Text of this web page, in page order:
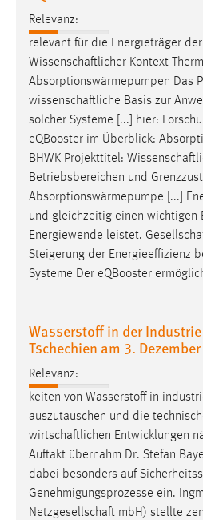
Relevanz:
relevant für die Energieträger
Wissenschaftlicher Kontext
Absorptionswärmepumpen Das
wissenschaftliche Basis zur
solcher Systeme [...] hier:
eQBooster im Überblick:
BHWK Projekttitel:
Betriebsbereichen und
Absorptionswärmepumpe [...]
und gleichzeitig einen wichtigen
Energiewende leistet.
Steigerung der Energieeffizienz
Systeme Der eQBooster
Wasserstoff in der
Tschechien am 3.
Relevanz:
keiten von Wasserstoff in
auszutauschen und die
wirtschaftlichen Entwicklungen
Auftakt übernahm Dr. Stefan
dabei besonders auf
Genehmigungsprozesse ein.
Netzgesellschaft mbH) stellte
MibewSessionID,
chat-frame-style-
Zweck:
Wird benötigt um die
Cookie Laufzeit:
MibewSessionID, mibew-chat-
5e9dbeb1811c0446 =
Jahre, MIBEW_UserID = 1 Jahr
Login
Name:
Dieser Cookie ist notwendig um
einloggen zu können.
Cookie Laufzeit:
24 Stunden
STATISTIK
Statistik Cookies erfassen
Diese Informationen helfen